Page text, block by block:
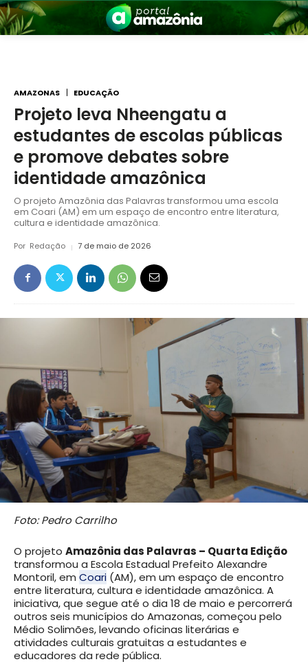
AMAZONAS EDUCAÇÃO
Projeto leva Nheengatu a
estudantes de escolas públicas
e promove debates sobre
identidade amazônica
O projeto Amazônia das Palavras transformou uma escola
em Coari (AM) em um espaço de encontro entre literatura,
cultura e identidade amazônica.
Por Redação 7 de maio de 2026
Foto: Pedro Carrilho
O projeto Amazônia das Palavras – Quarta Edição
transformou a Escola Estadual Prefeito Alexandre
Montoril, em Coari (AM), em um espaço de encontro
entre literatura, cultura e identidade amazônica. A
iniciativa, que segue até o dia 18 de maio e percorrerá
outros seis municípios do Amazonas, começou pelo
Médio Solimões, levando oficinas literárias e
atividades culturais gratuitas a estudantes e
educadores da rede pública.